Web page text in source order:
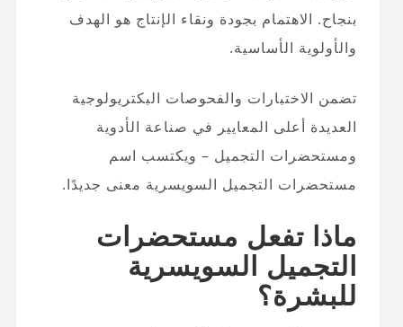
بنجاح. الاهتمام بجودة ونقاء الإنتاج هو الهدف
والأولوية الأساسية.
تضمن الاختبارات والفحوصات البكتريولوجية
العديدة أعلى المعايير في صناعة الأدوية
ومستحضرات التجميل – ويكتسب اسم
مستحضرات التجميل السويسرية معنى جديدًا.
ماذا تفعل مستحضرات
التجميل السويسرية
للبشرة؟